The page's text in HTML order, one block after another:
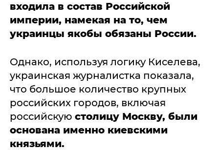
входила в состав Российской
империи, намекая на то, чем
украинцы якобы обязаны России.
Однако, используя логику Киселева,
украинская журналистка показала,
что большое количество крупных
российских городов, включая
российскую столицу Москву, были
основана именно киевскими
князьями.